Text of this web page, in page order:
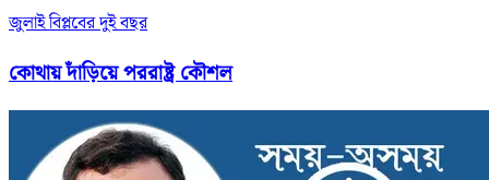
জুলাই বিপ্লবের দুই বছর
কোথায় দাঁড়িয়ে পররাষ্ট্র কৌশল